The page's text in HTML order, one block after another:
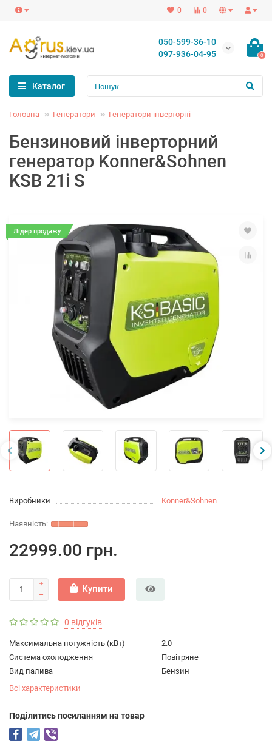
0
0
050-599-36-10
097-936-04-95
0
Каталог
Головна Генератори Генератори інверторні
Бензиновий інверторний
генератор Konner&Sohnen
KSB 21i S
Лідер продажу
Виробники Konner&Sohnen
22999.00 грн.
Купити
0 відгуків
Максимальна потужність (кВт)
2.0
Система охолодження
Повітряне
Вид палива
Бензин
Всі характеристики
Подiлитись посиланням на товар